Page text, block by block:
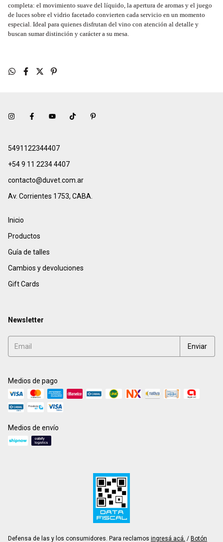
completa: el movimiento suave del líquido, la apertura de aromas y el juego
de luces sobre el vidrio facetado convierten cada servicio en un momento
especial. Ideal para quienes disfrutan del vino con atención al detalle y
buscan sumar distinción y carácter a su mesa.
5491122344407
+54 9 11 2234 4407
contacto@duvet.com.ar
Av. Corrientes 1753, CABA.
Inicio
Productos
Guía de talles
Cambios y devoluciones
Gift Cards
Newsletter
Medios de pago
Medios de envío
Defensa de las y los consumidores. Para reclamos ingresá acá. / Botón